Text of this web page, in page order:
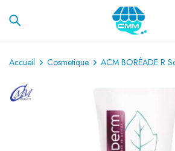
Accueil Cosmetique ACM BORÉADE R